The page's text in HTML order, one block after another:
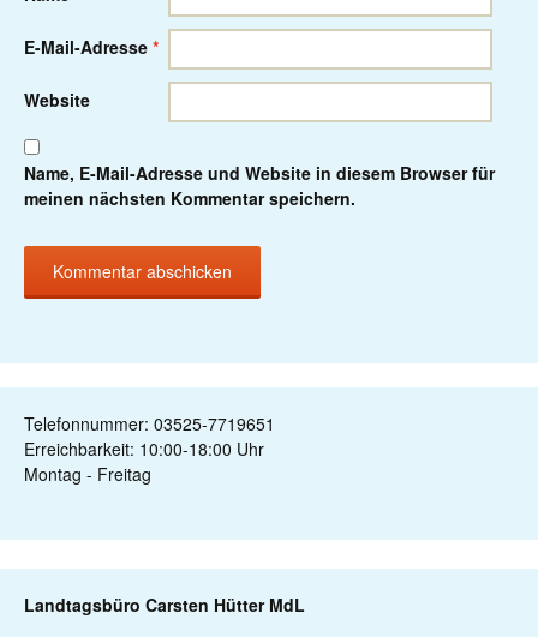
E-Mail-Adresse *
Website
Name, E-Mail-Adresse und Website in diesem Browser für
meinen nächsten Kommentar speichern.
Telefonnummer: 03525-7719651
Erreichbarkeit: 10:00-18:00 Uhr
Montag - Freitag
Landtagsbüro Carsten Hütter MdL